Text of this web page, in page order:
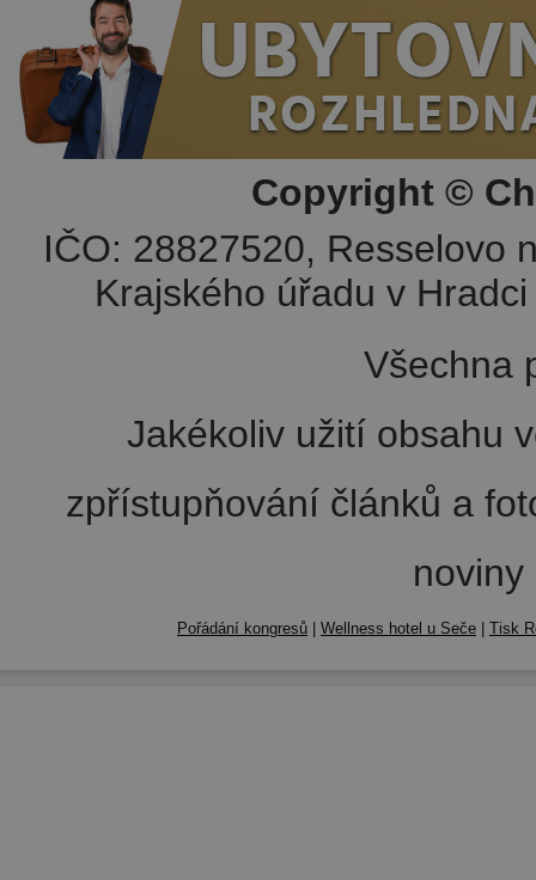
Copyright ©
IČO: 28827520, Resselovo
Krajského úřadu v
Všechna
Jakékoliv užití obsahu
zpřístupňování článků a
Pořádání kongresů Wellness hotel u Seče Tisk